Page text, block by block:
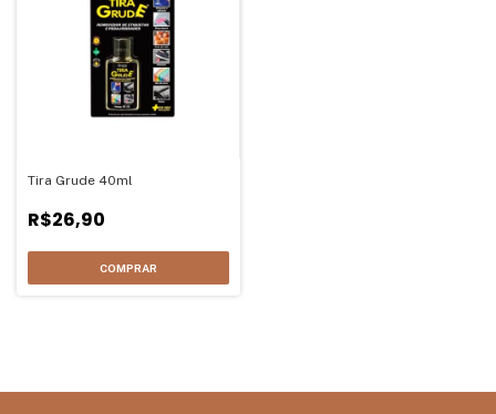
Tira Grude 40ml
R$26,90